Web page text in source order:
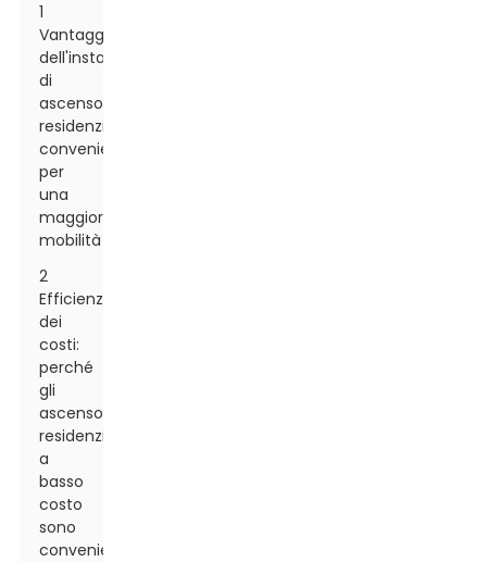
1
Vantaggi
dell'installazione
di
ascensori
residenziali
convenienti
per
una
maggiore
mobilità
2
Efficienza
dei
costi:
perché
gli
ascensori
residenziali
a
basso
costo
sono
convenienti